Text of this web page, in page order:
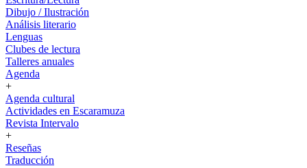
Dibujo / Ilustración
Análisis literario
Lenguas
Clubes de lectura
Talleres anuales
Agenda
+
Agenda cultural
Actividades en Escaramuza
Revista Intervalo
+
Reseñas
Traducción